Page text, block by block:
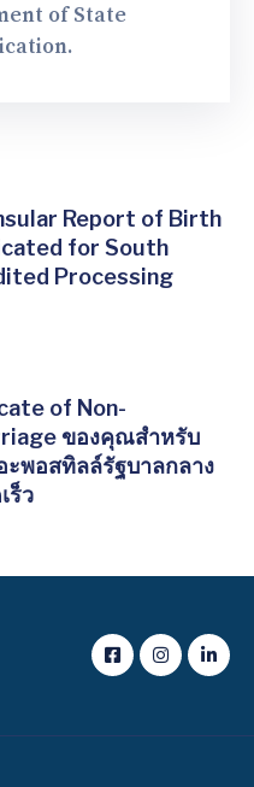
of State
Report of Birth
for South
Processing
of Non-
ของคุณสำหรับ
ะพอสทิลล์รัฐบาลกลาง
ร็ว